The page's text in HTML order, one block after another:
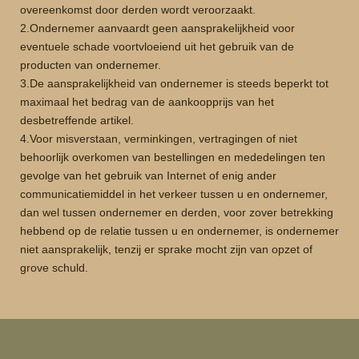
overeenkomst door derden wordt veroorzaakt.
2.Ondernemer aanvaardt geen aansprakelijkheid voor
eventuele schade voortvloeiend uit het gebruik van de
producten van ondernemer.
3.De aansprakelijkheid van ondernemer is steeds beperkt tot
maximaal het bedrag van de aankoopprijs van het
desbetreffende artikel.
4.Voor misverstaan, verminkingen, vertragingen of niet
behoorlijk overkomen van bestellingen en mededelingen ten
gevolge van het gebruik van Internet of enig ander
communicatiemiddel in het verkeer tussen u en ondernemer,
dan wel tussen ondernemer en derden, voor zover betrekking
hebbend op de relatie tussen u en ondernemer, is ondernemer
niet aansprakelijk, tenzij er sprake mocht zijn van opzet of
grove schuld.